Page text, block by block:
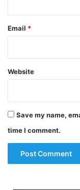
Email *
Website
Save my name,
time I comment.